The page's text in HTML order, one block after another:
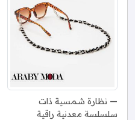
نظارة شمسية ذات
سلسلسة معدنية راقية